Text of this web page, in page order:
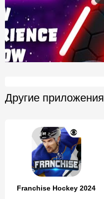
Другие приложения
Franchise Hockey 2024